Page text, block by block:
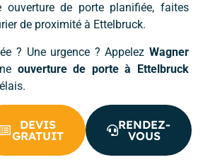
ouverture de porte planifiée, faites
de proximité à Ettelbruck.
? Une urgence ? Appelez Wagner
ouverture de porte à Ettelbruck
DEVIS
GRATUIT
RENDEZ-
VOUS